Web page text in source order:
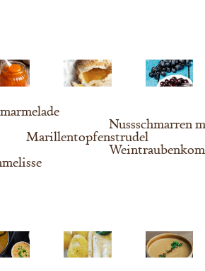
Marillentopfenstrudel
Nussschmarren